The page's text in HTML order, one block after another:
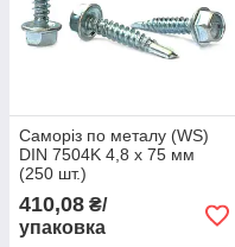
Саморіз по металу (WS)
DIN 7504K 4,8 х 75 мм
(250 шт.)
410,08 ₴/
упаковка